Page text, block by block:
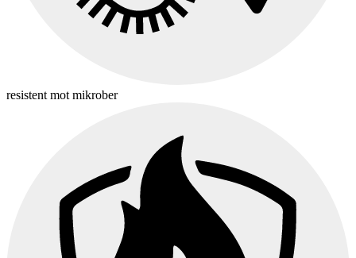
resistent mot mikrober